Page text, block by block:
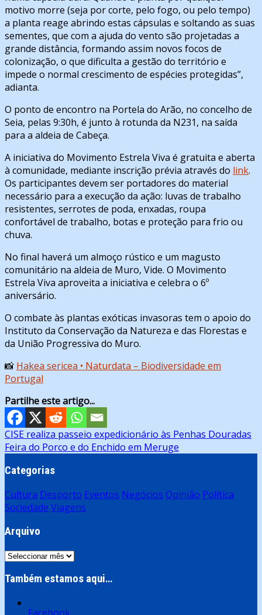
motivo morre (seja por corte, pelo fogo, ou pelo tempo)
a planta reage abrindo estas cápsulas e soltando as suas
sementes, que com a ajuda do vento são projetadas a
grande distância, formando assim novos focos de
colonização, o que dificulta a gestão do território e
impede o normal crescimento de espécies protegidas”,
adianta.
O ponto de encontro na Portela do Arão, no concelho de
Seia, pelas 9:30h, é junto à rotunda da N231, na saída
para a aldeia de Cabeça.
A iniciativa do Movimento Estrela Viva é gratuita e aberta
à comunidade, mediante inscrição prévia através do link.
Os participantes devem ser portadores do material
necessário para a execução da ação: luvas de trabalho
resistentes, serrotes de poda, enxadas, roupa
confortável de trabalho, botas e proteção para frio ou
chuva.
No final haverá um almoço rústico e um magusto
comunitário na aldeia de Muro, Vide. O Movimento
Estrela Viva aproveita a iniciativa e celebra o 6º
aniversário.
O combate às plantas exóticas invasoras tem o apoio do
Instituto da Conservação da Natureza e das Florestas e
da União Progressiva do Muro.
📸 Hakea sericea • Naturdata – Biodiversidade em
Portugal
Partilhe este artigo...
Navegação
de
artigos
CISE realiza passeio expedicionário às Penhas Douradas
Feira do Porco e do Enchido em Meruge
Categorias
Cultura Desporto Eventos Negócios Opinião Política
Sociedade Viagens
Arquivo
Arquivo
Também estamos aqui…